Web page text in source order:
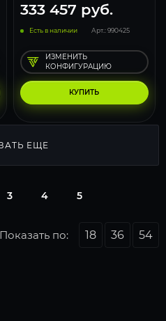
333 457 руб.
Есть в наличии Арт.: 990425
КУПИТЬ
ИЗМЕНИТЬ
КОНФИГУРАЦИЮ
ЕЩЕ
3 4 5
Показать по: 18 36 54